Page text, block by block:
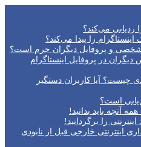
ردیابی می‌کند؟
را پیدا می‌کند؟
شخصی و پروفایل دیگران جرم است؟
در پروفایل اینستاگرام
آیا کاربران دستگیر
است؟
آنچه باید بدانید!
را برگردانید!
اینترنتی خارجی قبل از نابودی